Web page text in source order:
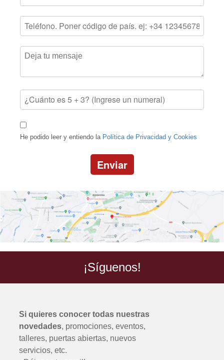
He podido leer y entiendo la Política de Privacidad y Cookies
Enviar
¡Síguenos!